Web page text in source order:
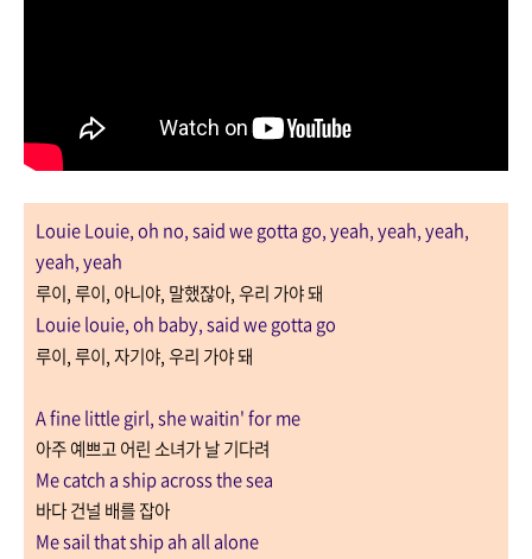
Louie Louie, oh no, said we gotta go, yeah, yeah, yeah,
yeah, yeah
루이,루이, 아니야, 말했잖아,우리 가야 돼
Louie louie, oh baby, said we gotta go
루이,루이,자기야,우리 가야 돼
A fine little girl, she waitin' for me
아주 예쁘고 어린 소녀가 날 기다려
Me catch a ship across the sea
바다 건널 배를 잡아
Me sail that ship ah all alone